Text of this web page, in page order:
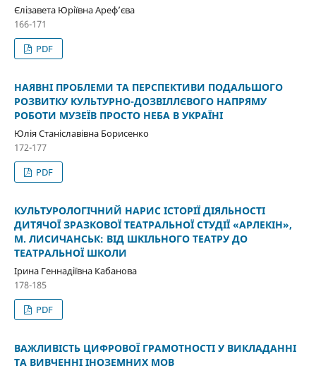
Єлізавета Юріївна Ареф’єва
166-171
PDF
НАЯВНІ ПРОБЛЕМИ ТА ПЕРСПЕКТИВИ ПОДАЛЬШОГО
РОЗВИТКУ КУЛЬТУРНО-ДОЗВІЛЛЄВОГО НАПРЯМУ
РОБОТИ МУЗЕЇВ ПРОСТО НЕБА В УКРАЇНІ
Юлія Станіславівна Борисенко
172-177
PDF
КУЛЬТУРОЛОГІЧНИЙ НАРИС ІСТОРІЇ ДІЯЛЬНОСТІ
ДИТЯЧОЇ ЗРАЗКОВОЇ ТЕАТРАЛЬНОЇ СТУДІЇ «АРЛЕКІН»,
М. ЛИСИЧАНСЬК: ВІД ШКІЛЬНОГО ТЕАТРУ ДО
ТЕАТРАЛЬНОЇ ШКОЛИ
Ірина Геннадіївна Кабанова
178-185
PDF
ВАЖЛИВІСТЬ ЦИФРОВОЇ ГРАМОТНОСТІ У ВИКЛАДАННІ
ТА ВИВЧЕННІ ІНОЗЕМНИХ МОВ